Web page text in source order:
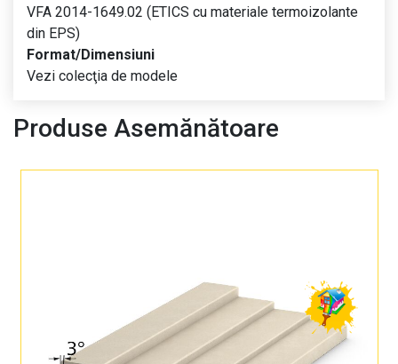
VFA 2014-1649.02 (ETICS cu materiale termoizolante
din EPS)
Format/Dimensiuni
Vezi colecţia de modele
Produse Asemănătoare